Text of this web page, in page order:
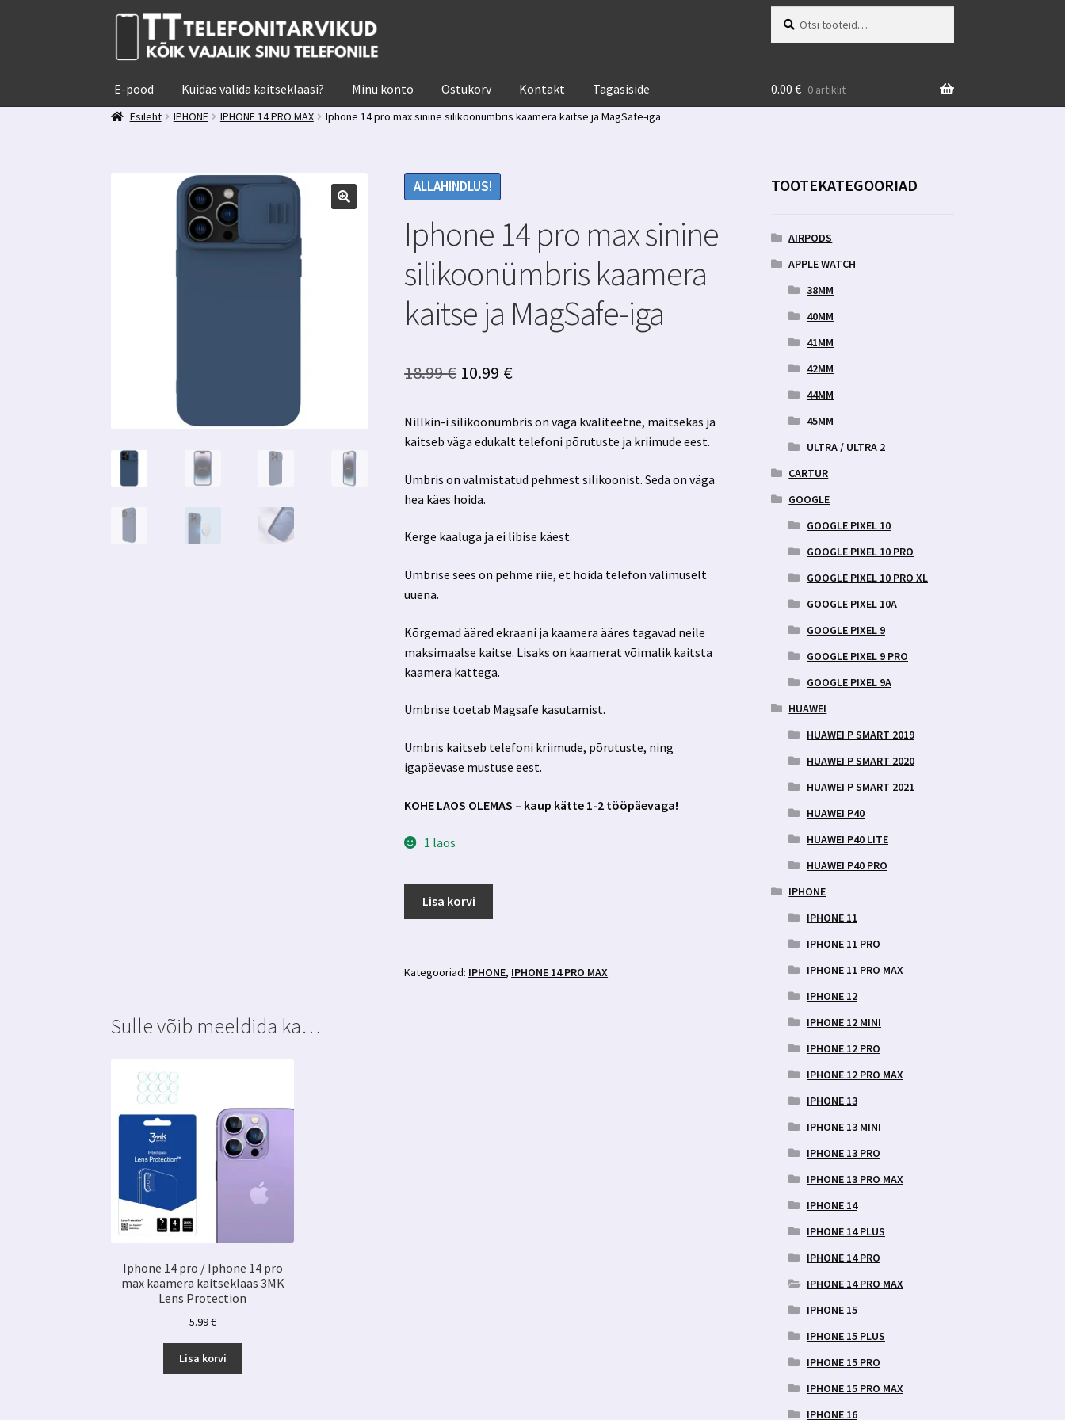
Liigu
navigeerimisele
Liigu
juurde
E-pood Kuidas valida kaitseklaasi? Minu konto Ostukorv Kontakt Tagasiside 0.00 € 0 artiklit
Esileht
IPHONE IPHONE 14 PRO MAX Iphone 14 pro max sinine silikoonümbris kaamera kaitse ja MagSafe-iga
ALLAHINDLUS!
Iphone 14 pro max sinine
silikoonümbris kaamera
kaitse ja MagSafe-iga
18.99€ Algne
oli:
10.99 €Praegune
on:
Nillkin-i silikoonümbris on väga kvaliteetne, maitsekas ja
kaitseb väga edukalt telefoni põrutuste ja kriimude eest.
Ümbris on valmistatud pehmest silikoonist. Seda on väga
hea käes hoida.
Kerge kaaluga ja ei libise käest.
Ümbrise sees on pehme riie, et hoida telefon välimuselt
uuena.
Kõrgemad ääred ekraani ja kaamera ääres tagavad neile
maksimaalse kaitse. Lisaks on kaamerat võimalik kaitsta
kaamera kattega.
Ümbrise toetab Magsafe kasutamist.
Ümbris kaitseb telefoni kriimude, põrutuste, ning
igapäevase mustuse eest.
KOHE LAOS OLEMAS – kaup kätte 1-2 tööpäevaga!
1 laos
sinine
Lisa korvi
Kategooriad: IPHONE, IPHONE 14 PRO MAX
Sulle võib meeldida ka…
Iphone 14 pro / Iphone 14 pro
max kaamera kaitseklaas 3MK
Lens Protection
5.99€
Lisa korvi
TOOTEKATEGOORIAD
AIRPODS
APPLE WATCH
38MM
40MM
41MM
42MM
44MM
45MM
ULTRA / ULTRA 2
CARTUR
GOOGLE
GOOGLE PIXEL 10
GOOGLE PIXEL 10 PRO
GOOGLE PIXEL 10 PRO XL
GOOGLE PIXEL 10A
GOOGLE PIXEL 9
GOOGLE PIXEL 9 PRO
GOOGLE PIXEL 9A
HUAWEI
HUAWEI P SMART 2019
HUAWEI P SMART 2020
HUAWEI P SMART 2021
HUAWEI P40
HUAWEI P40 LITE
HUAWEI P40 PRO
IPHONE
IPHONE 11
IPHONE 11 PRO
IPHONE 11 PRO MAX
IPHONE 12
IPHONE 12 MINI
IPHONE 12 PRO
IPHONE 12 PRO MAX
IPHONE 13
IPHONE 13 MINI
IPHONE 13 PRO
IPHONE 13 PRO MAX
IPHONE 14
IPHONE 14 PLUS
IPHONE 14 PRO
IPHONE 14 PRO MAX
IPHONE 15
IPHONE 15 PLUS
IPHONE 15 PRO
IPHONE 15 PRO MAX
IPHONE 16